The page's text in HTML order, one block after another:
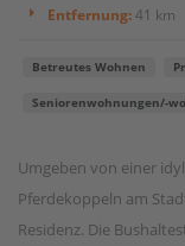
Entfernung:41 km
Betreutes Wohnen
Seniorenwohnungen/-
Umgeben von einer
Pferdekoppeln am
Residenz. Die